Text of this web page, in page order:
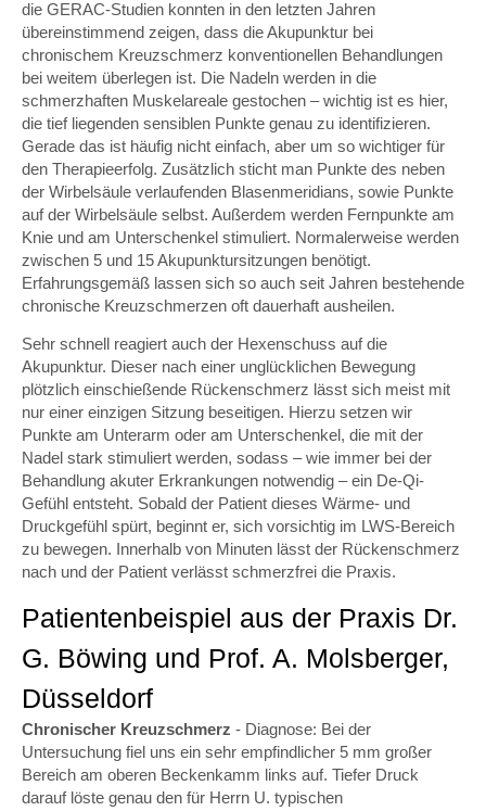
die GERAC-Studien konnten in den letzten Jahren
übereinstimmend zeigen, dass die Akupunktur bei
chronischem Kreuzschmerz konventionellen Behandlungen
bei weitem überlegen ist. Die Nadeln werden in die
schmerzhaften Muskelareale gestochen – wichtig ist es hier,
die tief liegenden sensiblen Punkte genau zu identifizieren.
Gerade das ist häufig nicht einfach, aber um so wichtiger für
den Therapieerfolg. Zusätzlich sticht man Punkte des neben
der Wirbelsäule verlaufenden Blasenmeridians, sowie Punkte
auf der Wirbelsäule selbst. Außerdem werden Fernpunkte am
Knie und am Unterschenkel stimuliert. Normalerweise werden
zwischen 5 und 15 Akupunktursitzungen benötigt.
Erfahrungsgemäß lassen sich so auch seit Jahren bestehende
chronische Kreuzschmerzen oft dauerhaft ausheilen.
Sehr schnell reagiert auch der Hexenschuss auf die
Akupunktur. Dieser nach einer unglücklichen Bewegung
plötzlich einschießende Rückenschmerz lässt sich meist mit
nur einer einzigen Sitzung beseitigen. Hierzu setzen wir
Punkte am Unterarm oder am Unterschenkel, die mit der
Nadel stark stimuliert werden, sodass – wie immer bei der
Behandlung akuter Erkrankungen notwendig – ein De-Qi-
Gefühl entsteht. Sobald der Patient dieses Wärme- und
Druckgefühl spürt, beginnt er, sich vorsichtig im LWS-Bereich
zu bewegen. Innerhalb von Minuten lässt der Rückenschmerz
nach und der Patient verlässt schmerzfrei die Praxis.
Patientenbeispiel aus der Praxis Dr.
G. Böwing und Prof. A. Molsberger,
Düsseldorf
Chronischer Kreuzschmerz - Diagnose: Bei der
Untersuchung fiel uns ein sehr empfindlicher 5 mm großer
Bereich am oberen Beckenkamm links auf. Tiefer Druck
darauf löste genau den für Herrn U. typischen